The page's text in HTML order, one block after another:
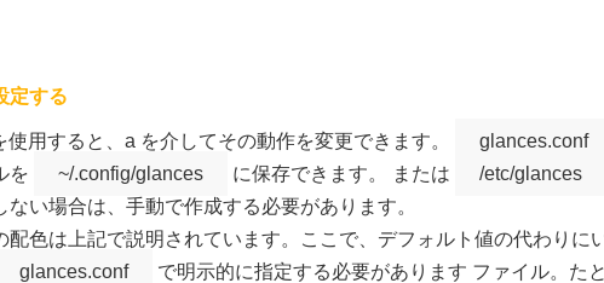
定する
使用すると、a を介してその動作を変更できます。 glances.conf
を
~/.config/glances に保存できます。 または /etc/glances
ない場合は、手動で作成する必要があります。
配色は上記で説明されています。ここで、デフォルト値の代わり
glances.conf
で明示的に指定する必要があります ファイル。た